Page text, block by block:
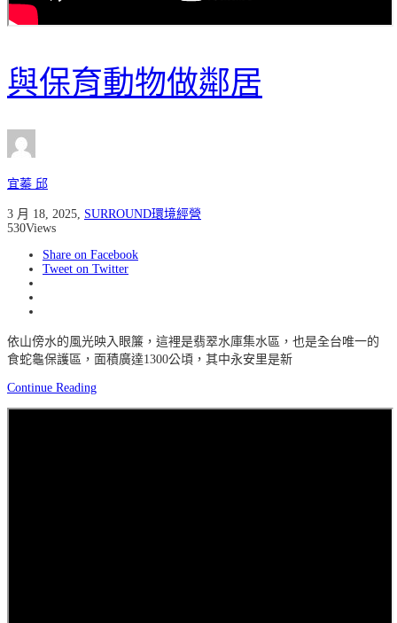
與保育動物做鄰居
宜蓁 邱
3 月 18, 2025 SURROUND環境經營
530Views
Share on Facebook
Tweet on Twitter
依山傍水的風光映入眼簾，這裡是翡翠水庫集水區，也是全台唯一的
食蛇龜保護區，面積廣達1300公頃，其中永安里是新
Continue Reading